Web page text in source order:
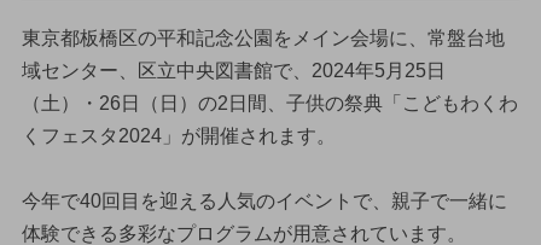
東京都板橋区の平和記念公園をメイン会場に、常盤台地
域センター、区立中央図書館で、2024年5月25日
（土）・26日（日）の2日間、子供の祭典「こどもわくわ
くフェスタ2024」が開催されます。
今年で40回目を迎える人気のイベントで、親子で一緒に
体験できる多彩なプログラムが用意されています。